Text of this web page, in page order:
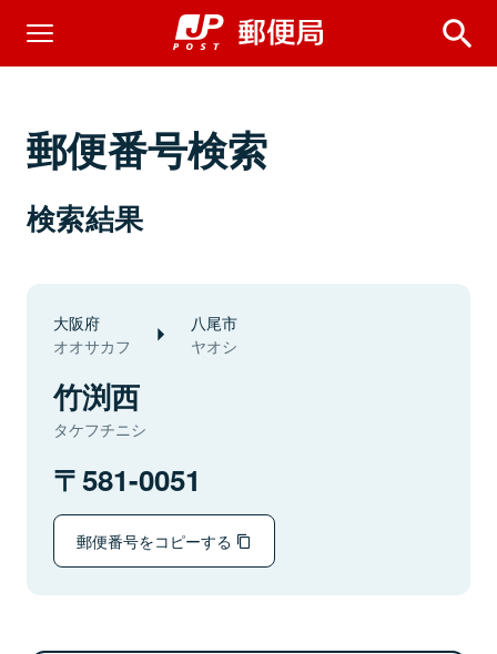
郵便番号検索
検索結果
大阪府
オオサカフ
八尾市
ヤオシ
竹渕西
タケフチニシ
581-0051
郵便番号をコピーする